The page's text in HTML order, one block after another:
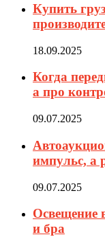
Купить
18.09.2025
Когда
а про
09.07.2025
импульс, а
09.07.2025
Освещение
и бра